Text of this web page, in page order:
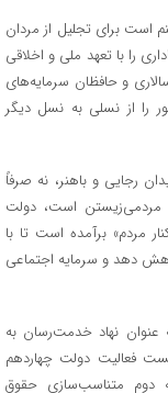
است برای تجلیل از مردان
را با تعهد ملی و اخلاقی
و حافظان سرمایه‌های
را از نسلی به نسل دیگر
رجایی و باهنر، نه صرفاً
مردمی‌زیستن است، دولت
روز دفاع و کار در کنار مردم» برآمده است تا با
دهد و سرمایه اجتماعی
نهاد خدمت‌رسان به
فعالیت دولت چهاردهم
دوم متناسب‌سازی حقوق